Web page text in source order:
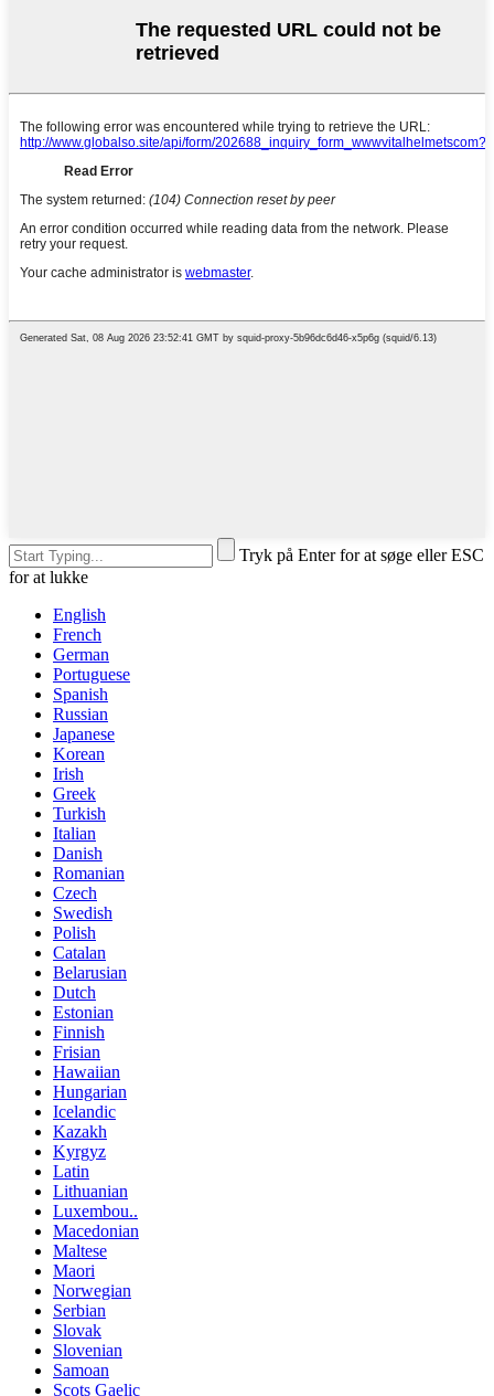
Tryk på Enter for at søge eller ESC
for at lukke
English
French
German
Portuguese
Spanish
Russian
Japanese
Korean
Irish
Greek
Turkish
Italian
Danish
Romanian
Czech
Swedish
Polish
Catalan
Belarusian
Dutch
Estonian
Finnish
Frisian
Hawaiian
Hungarian
Icelandic
Kazakh
Kyrgyz
Latin
Lithuanian
Luxembou..
Macedonian
Maltese
Maori
Norwegian
Serbian
Slovak
Slovenian
Samoan
Scots Gaelic